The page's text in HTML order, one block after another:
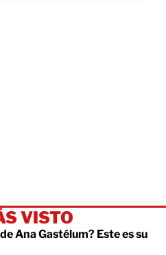
VISTO
Ana Gastélum? Este es su